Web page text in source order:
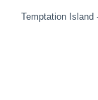
Temptation Island